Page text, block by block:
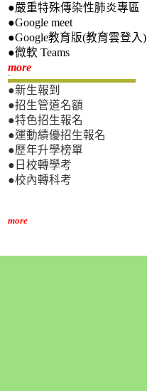
●嚴重特殊傳染性肺炎專區
●Google meet
●Google教育版(教育雲登入)
●微軟 Teams
more新生專區
●新生報到
●招生管道名額
●特色招生報名
●運動績優招生報名
●歷年升學榜單
●日校轉學考
●校內轉科考
more